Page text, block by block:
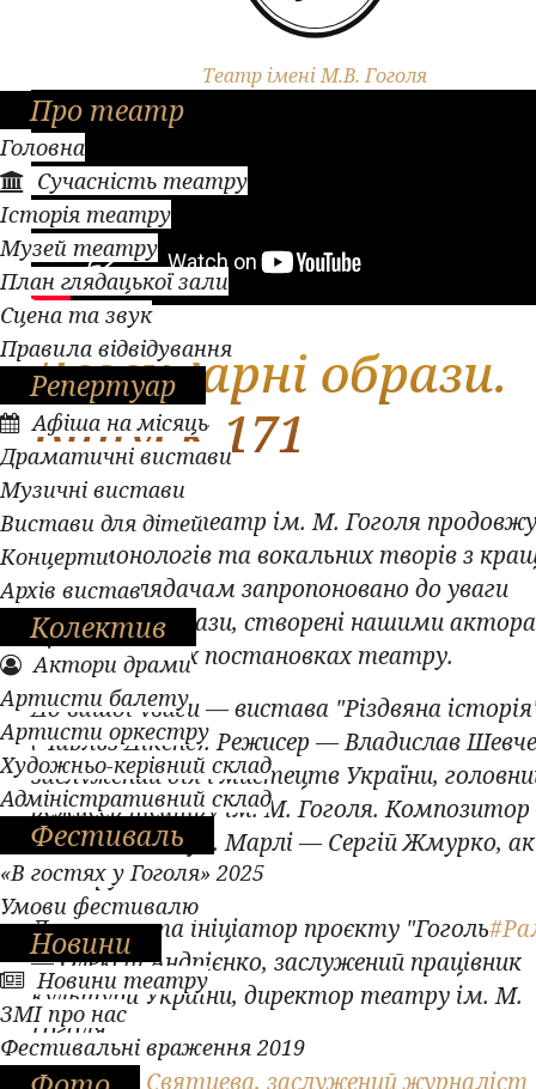
Театр імені М.В. Гоголя
Про театр
Головна
Сучасність театру
Історія театру
Музей театру
План глядацької зали
Сцена та звук
Правила відвідування
Репертуар
Афіша на місяць
Драматичні вистави
Музичні вистави
Вистави для дітей
Концерти
Архів вистав
Колектив
Актори драми
Артисти балету
Артисти оркестру
Художньо-керівний склад
Адміністративний склад
Фестиваль
«В гостях у Гоголя» 2025
Умови фестивалю
Новини
Новини театру
ЗМІ про нас
Фестивальні враження 2019
Легендарні образи.
Випуск 171
Полтавський театр ім. М. Гоголя
серію монологів та вокальних творів з
вистав. Глядачам запропоновано до уваги
легендарні образи, створені нашими
різножанрових постановках театру.
До вашої уваги — вистава "Різдвяна
(Чарльз Дікенс). Режисер — Владислав
заслужений діяч мистецтв України,
режисер театру ім. М. Гоголя.
Віталій Ковтун. Марлі — Сергій Жмурко,
театру.
Директор та ініціатор проєкту "Гоголь
— Олексій Андрієнко, заслужений працівник
культури України, директор театру ім. М.
Гоголя.
Автор: Н. Святцева, заслужений журналіст